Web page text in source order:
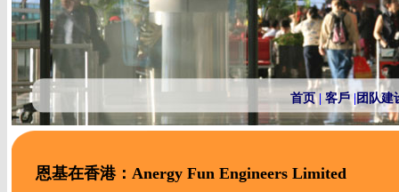
首页| 客戶 团队建
恩基在香港：Anergy Fun Engineers Limited